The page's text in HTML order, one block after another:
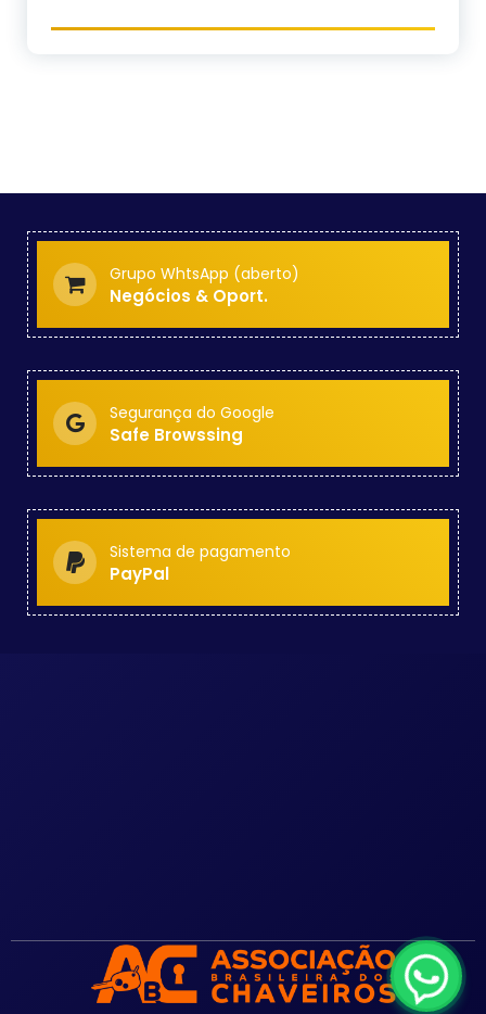
Grupo WhtsApp (aberto)
Negócios & Oport.
Segurança do Google
Safe Browssing
Sistema de pagamento
PayPal